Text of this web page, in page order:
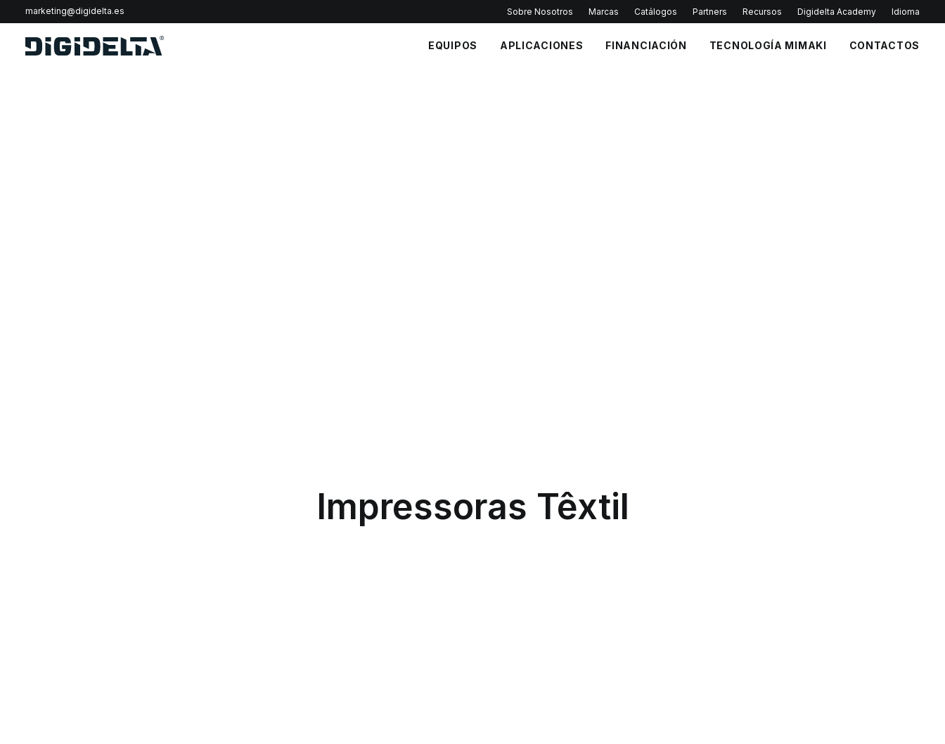
marketing@digidelta.es Sobre Nosotros Marcas Catálogos Partners Recursos Digidelta Academy Idioma
EQUIPOS APLICACIONES FINANCIACIÓN TECNOLOGÍA MIMAKI CONTACTOS
Impressoras Têxtil